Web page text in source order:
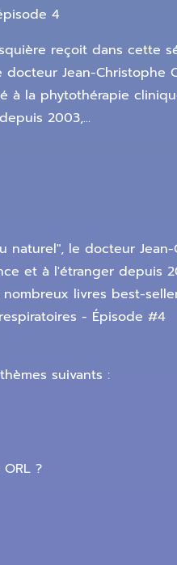
4
reçoit dans cette
docteur Jean-Christophe
à la phytothérapie
2003,...
le docteur
et à l'étranger
livres best-
- Épisode #4
suivants :
?